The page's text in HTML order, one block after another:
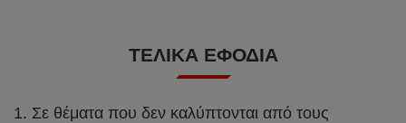
ΤΕΛΙΚΆ ΕΦΌΔΙΑ
1. Σε θέματα που δεν καλύπτονται από τους